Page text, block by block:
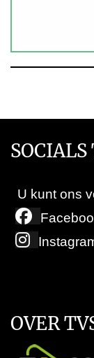
U kunt ons
OVER